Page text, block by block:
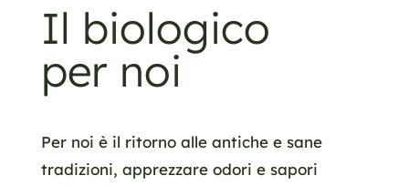
Il biologico
per noi
Per noi è il ritorno alle antiche e sane
tradizioni, apprezzare odori e sapori